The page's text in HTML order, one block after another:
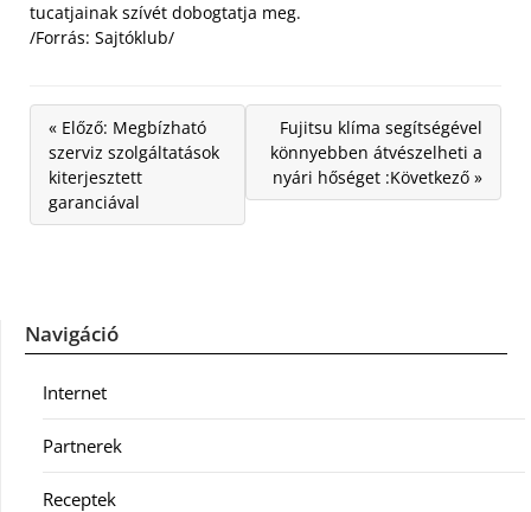
tucatjainak szívét dobogtatja meg.
/Forrás: Sajtóklub/
« Előző: Megbízható
szerviz szolgáltatások
kiterjesztett
garanciával
Fujitsu klíma segítségével
könnyebben átvészelheti a
nyári hőséget :Következő »
Navigáció
Internet
Partnerek
Receptek